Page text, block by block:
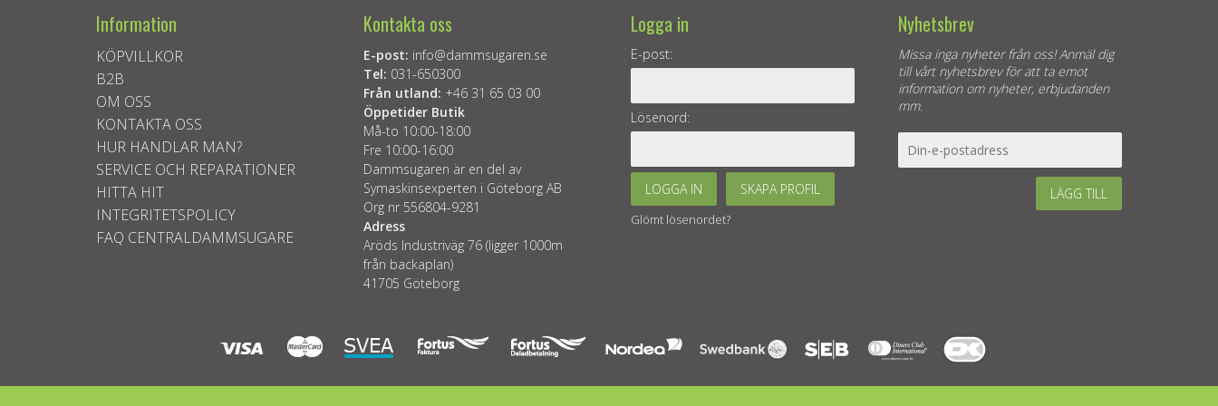
Information
KÖPVILLKOR
B2B
OM OSS
KONTAKTA OSS
HUR HANDLAR MAN?
SERVICE OCH REPARATIONER
HITTA HIT
INTEGRITETSPOLICY
FAQ CENTRALDAMMSUGARE
Kontakta oss
E-post: info@dammsugaren.se
Tel: 031-650300
Från utland: +46 31 65 03 00
Öppetider Butik
Må-to 10:00-18:00
Fre 10:00-16:00
Dammsugaren är en del av
Symaskinsexperten i Göteborg AB
Org nr 556804-9281
Adress
Aröds Industriväg 76 (ligger 1000m
från backaplan)
41705 Göteborg
Logga in
E-post:
Lösenord:
LOGGA IN SKAPA PROFIL
Glömt lösenordet?
Nyhetsbrev
Missa inga nyheter från oss! Anmäl dig
till vårt nyhetsbrev för att ta emot
information om nyheter, erbjudanden
mm.
LÄGG TILL